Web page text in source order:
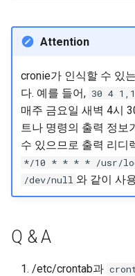
Attention
cronie가 인식할 수 있
다. 예를 들어, 30 4
매주 금요일 새벽 4시
트나 명령의 출력 정보
수 있으므로 출력 리디
*/10 * * * * /usr/
/dev/null 와 같이 사
Q & A
/etc/crontab과